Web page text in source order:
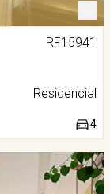
RF15941
Residencial
4